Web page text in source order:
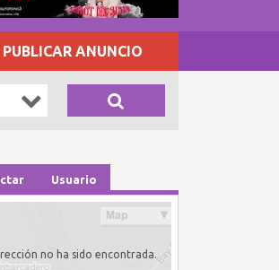
PUBLICAR ANUNCIO
Usuario
no ha sido encontrada.